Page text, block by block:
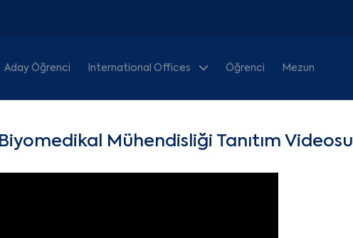
Aday Öğrenci International Offices Öğrenci Mezun
Biyomedikal Mühendisliği Tanıtım Videosu